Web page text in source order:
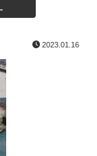
2023.01.16